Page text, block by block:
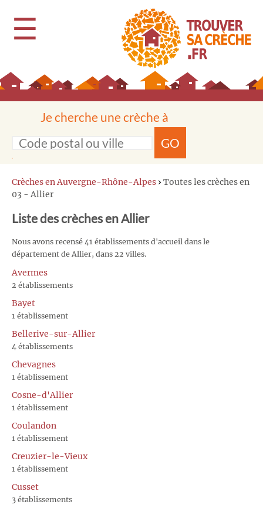
☰
Je cherche une crèche à
GO
Crèches en Auvergne-Rhône-Alpes › Toutes les crèches en
03 - Allier
Liste des crèches en Allier
Nous avons recensé 41 établissements d'accueil dans le
département de Allier, dans 22 villes.
Avermes
2 établissements
Bayet
1 établissement
Bellerive-sur-Allier
4 établissements
Chevagnes
1 établissement
Cosne-d'Allier
1 établissement
Coulandon
1 établissement
Creuzier-le-Vieux
1 établissement
Cusset
3 établissements